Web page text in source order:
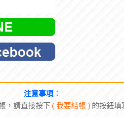
注意事項︰
，請直接按下 ( 我要結帳 ) 的按鈕填